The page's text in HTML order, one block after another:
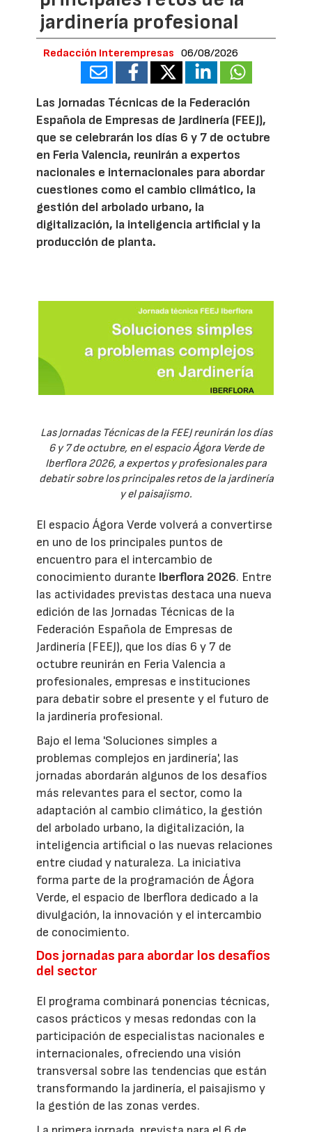
jardinería profesional
Redacción Interempresas 06/08/2026
Las Jornadas Técnicas de la Federación
Española de Empresas de Jardinería (FEEJ),
que se celebrarán los días 6 y 7 de octubre
en Feria Valencia, reunirán a expertos
nacionales e internacionales para abordar
cuestiones como el cambio climático, la
gestión del arbolado urbano, la
digitalización, la inteligencia artificial y la
producción de planta.
Las Jornadas Técnicas de la FEEJ reunirán los días
6 y 7 de octubre, en el espacio Ágora Verde de
Iberflora 2026, a expertos y profesionales para
debatir sobre los principales retos de la jardinería
y el paisajismo.
El espacio Ágora Verde volverá a convertirse
en uno de los principales puntos de
encuentro para el intercambio de
conocimiento durante Iberflora 2026. Entre
las actividades previstas destaca una nueva
edición de las Jornadas Técnicas de la
Federación Española de Empresas de
Jardinería (FEEJ), que los días 6 y 7 de
octubre reunirán en Feria Valencia a
profesionales, empresas e instituciones
para debatir sobre el presente y el futuro de
la jardinería profesional.
Bajo el lema 'Soluciones simples a
problemas complejos en jardinería', las
jornadas abordarán algunos de los desafíos
más relevantes para el sector, como la
adaptación al cambio climático, la gestión
del arbolado urbano, la digitalización, la
inteligencia artificial o las nuevas relaciones
entre ciudad y naturaleza. La iniciativa
forma parte de la programación de Ágora
Verde, el espacio de Iberflora dedicado a la
divulgación, la innovación y el intercambio
de conocimiento.
Dos jornadas para abordar los desafíos
del sector
El programa combinará ponencias técnicas,
casos prácticos y mesas redondas con la
participación de especialistas nacionales e
internacionales, ofreciendo una visión
transversal sobre las tendencias que están
transformando la jardinería, el paisajismo y
la gestión de las zonas verdes.